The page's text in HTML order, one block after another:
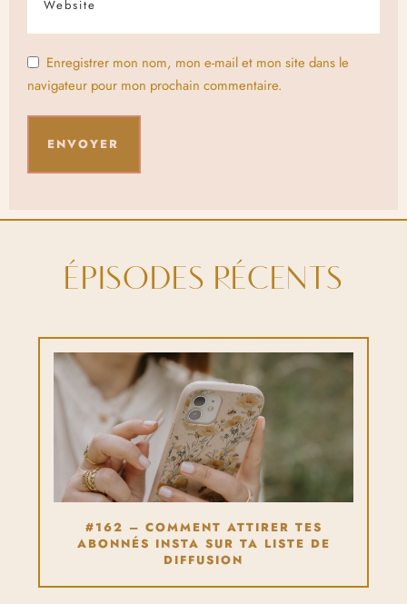
Enregistrer mon nom, mon e-mail et mon site dans le
navigateur pour mon prochain commentaire.
ÉPISODES RÉCENTS
#162 – COMMENT ATTIRER TES
ABONNÉS INSTA SUR TA LISTE DE
DIFFUSION